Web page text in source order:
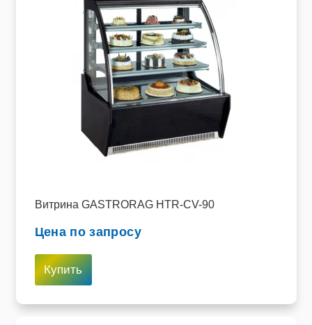
Витрина GASTRORAG HTR-CV-90
Цена по запросу
Купить